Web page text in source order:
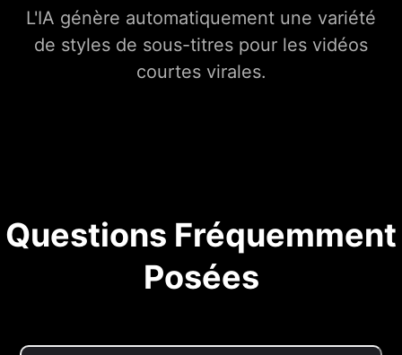
L'IA génère automatiquement une variété
de styles de sous-titres pour les vidéos
courtes virales.
Questions Fréquemment
Posées